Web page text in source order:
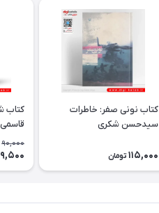
کتاب نونی صفر: خاطرات
سیدحسن شکری
115,000 تومان
کتاب
90,000